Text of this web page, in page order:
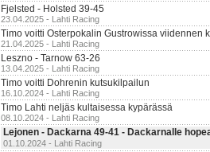
Fjelsted - Holsted 39-45
23.04.2025 - Lahti Racing
Timo voitti Osterpokalin Gustrowissa viidennen
21.04.2025 - Lahti Racing
Leszno - Tarnow 63-26
13.04.2025 - Lahti Racing
Timo voitti Dohrenin kutsukilpailun
16.10.2024 - Lahti Racing
Timo Lahti neljäs kultaisessa kypärässä
08.10.2024 - Lahti Racing
Lejonen - Dackarna 49-41 - Dackarnalle
01.10.2024 - Lahti Racing